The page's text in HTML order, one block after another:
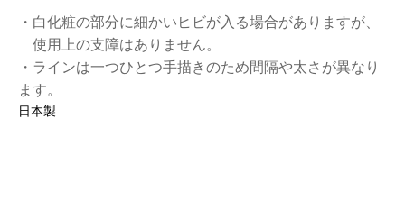
・白化粧の部分に細かいヒビが入る場合がありますが、
使用上の支障はありません。
・ラインは一つひとつ手描きのため間隔や太さが異なり
ます。
日本製